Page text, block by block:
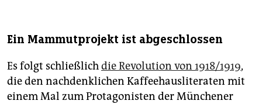
Ein Mammutprojekt ist abgeschlossen
Es folgt schließlichdie Revolution von 1918/1919,
die den nachdenklichen Kaffeehausliteraten mit
einem Mal zum Protagonisten der Münchener